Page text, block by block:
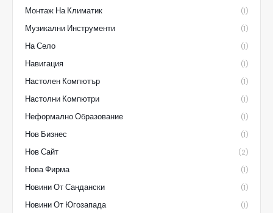
Монтаж На Климатик (1)
Музикални Инструменти (1)
На Село (1)
Навигация (1)
Настолен Компютър (1)
Настолни Компютри (1)
Неформално Образование (1)
Нов Бизнес (1)
Нов Сайт (2)
Нова Фирма (1)
Новини От Сандански (1)
Новини От Югозапада (1)